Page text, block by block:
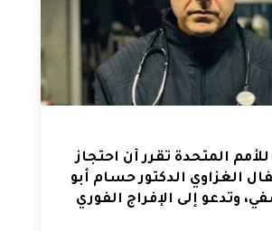
المتحدة تقرر أن احتجاز
الغزاوي الدكتور حسام أبو
وتدعو إلى الإفراج الفوري